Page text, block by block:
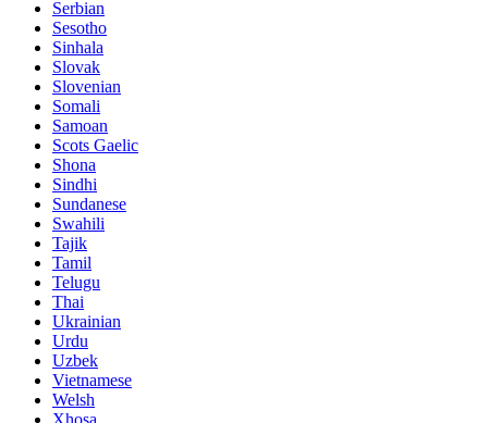
Serbian
Sesotho
Sinhala
Slovak
Slovenian
Somali
Samoan
Scots Gaelic
Shona
Sindhi
Sundanese
Swahili
Tajik
Tamil
Telugu
Thai
Ukrainian
Urdu
Uzbek
Vietnamese
Welsh